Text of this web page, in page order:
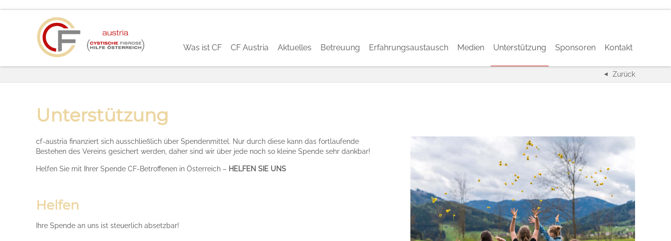
Was ist CF CF Austria Aktuelles Betreuung Erfahrungsaustausch Medien Unterstützung Sponsoren Kontakt
Zurück
Unterstützung
cf-austria finanziert sich ausschließlich über Spendenmittel. Nur durch diese kann das fortlaufende
Bestehen des Vereins gesichert werden, daher sind wir über jede noch so kleine Spende sehr dankbar!
Helfen Sie mit Ihrer Spende CF-Betroffenen in Österreich – HELFEN SIE UNS
Helfen
Ihre Spende an uns ist steuerlich absetzbar!